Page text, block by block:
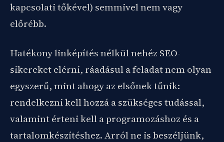
kapcsolati tőkével) semmivel nem vagy
előrébb.
Hatékony linképítés nélkül nehéz SEO-
sikereket elérni, ráadásul a feladat nem olyan
egyszerű, mint ahogy az elsőnek tűnik:
rendelkezni kell hozzá a szükséges tudással,
valamint érteni kell a programozáshoz és a
tartalomkészítéshez. Arról ne is beszéljünk,